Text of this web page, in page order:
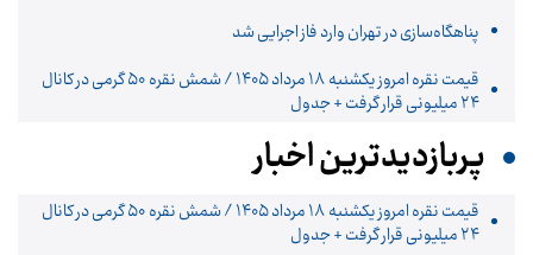
پناهگاه‌سازی در تهران وارد فاز اجرایی شد
قیمت نقره امروز یکشنبه ۱۸ مرداد ۱۴۰۵ / شمش نقره ۵۰ گرمی در کانال
۲۴ میلیونی قرار گرفت + جدول
پربازدیدترین اخبار
قیمت نقره امروز یکشنبه ۱۸ مرداد ۱۴۰۵ / شمش نقره ۵۰ گرمی در کانال
۲۴ میلیونی قرار گرفت + جدول